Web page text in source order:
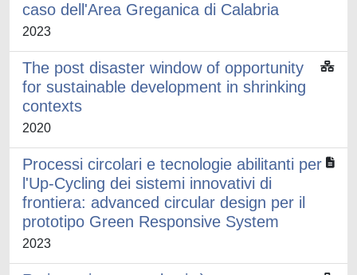
caso dell'Area Greganica di Calabria
2023
The post disaster window of opportunity
for sustainable development in shrinking
contexts
2020
Processi circolari e tecnologie abilitanti per
l'Up-Cycling dei sistemi innovativi di
frontiera: advanced circular design per il
prototipo Green Responsive System
2023